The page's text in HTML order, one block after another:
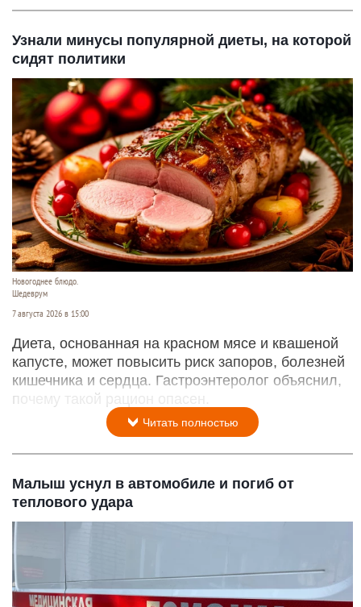
Узнали минусы популярной диеты, на которой
сидят политики
Новогоднее блюдо.
Шедеврум
7 августа 2026 в 15:00
Диета, основанная на красном мясе и квашеной
капусте, может повысить риск запоров, болезней
кишечника и сердца. Гастроэнтеролог объяснил,
почему такой рацион опасен.
Читать полностью
Малыш уснул в автомобиле и погиб от
теплового удара